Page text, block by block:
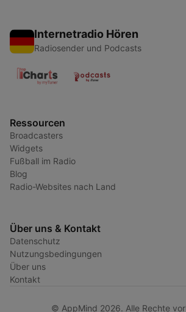
Internetradio Hören
Radiosender und Podcasts
Ressourcen
Broadcasters
Widgets
Fußball im Radio
Blog
Radio-Websites nach Land
Über uns & Kontakt
Datenschutz
Nutzungsbedingungen
Über uns
Kontakt
© AppMind 2026. Alle Rechte